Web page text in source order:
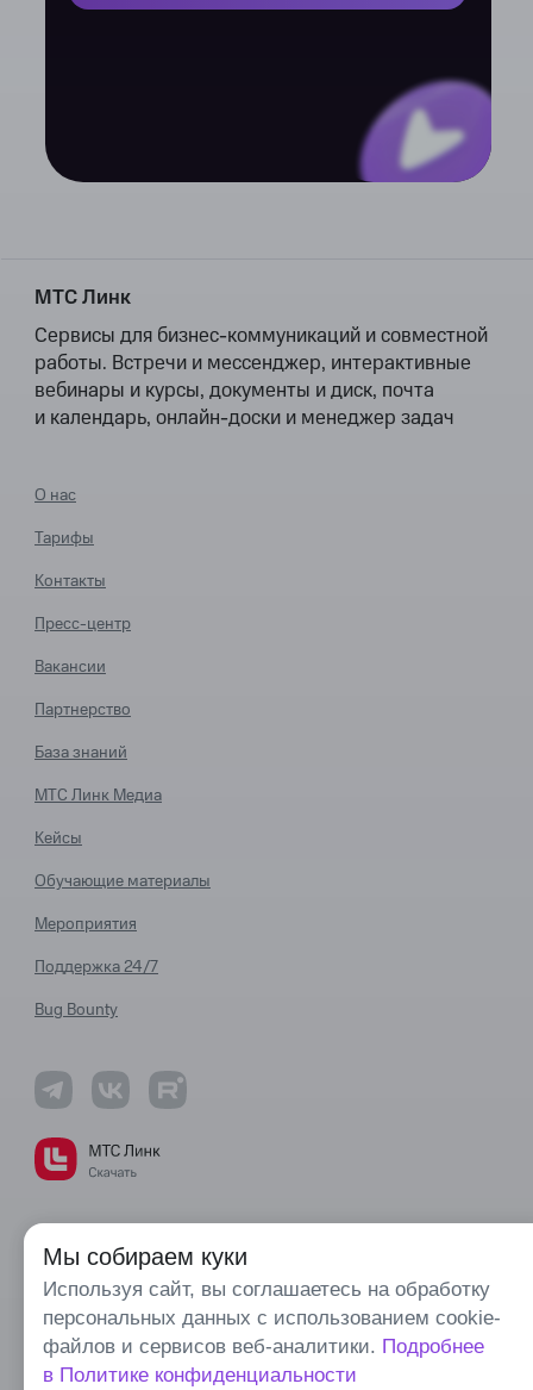
Мы собираем куки
Используя сайт, вы соглашаетесь на обработку
персональных данных с использованием cookie-
файлов и сервисов веб-аналитики. Подробнее
в Политике конфиденциальности
МТС Линк
Сервисы для бизнес-коммуникаций и совместной
работы. Встречи и мессенджер, интерактивные
вебинары и курсы, документы и диск, почта
и календарь, онлайн-доски и менеджер задач
О нас
Тарифы
Контакты
Вакансии
Партнерство
База знаний
МТС Линк Медиа
Кейсы
Обучающие материалы
Мероприятия
Карта сайта
Поддержка 24/7
Деловая этика и комплаенс
Правовая информация
Bug Bounty
Пресс-центр